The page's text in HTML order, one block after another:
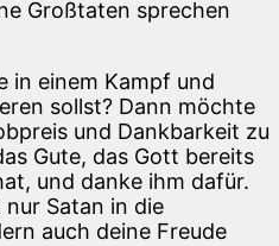
Großtaten sprechen
in einem Kampf und
sollst? Dann möchte
und Dankbarkeit zu
Gute, das Gott bereits
und danke ihm dafür.
Satan in die
auch deine Freude